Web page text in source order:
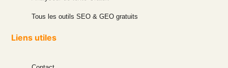
Tous les outils SEO & GEO gratuits
Liens utiles